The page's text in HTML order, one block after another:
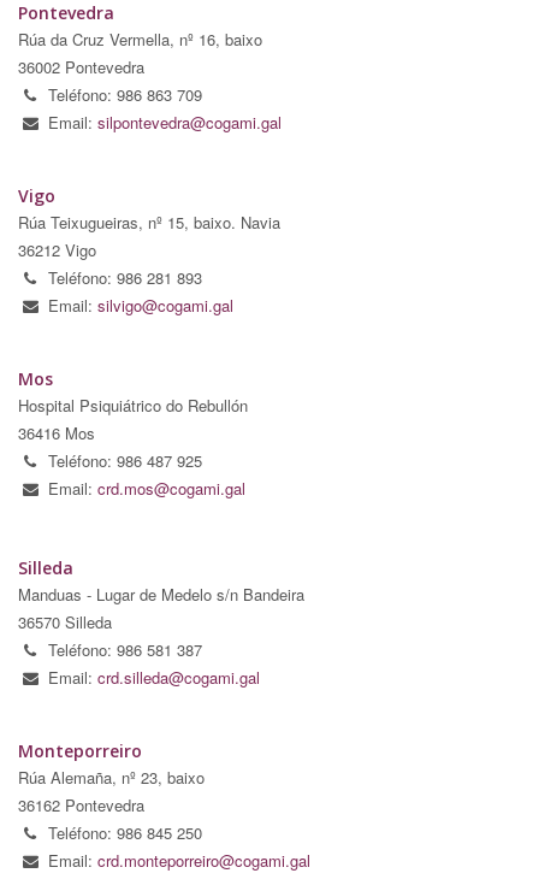
Pontevedra
Rúa da Cruz Vermella, nº 16, baixo
36002 Pontevedra
Teléfono: 986 863 709
Email: silpontevedra@cogami.gal
Vigo
Rúa Teixugueiras, nº 15, baixo. Navia
36212 Vigo
Teléfono: 986 281 893
Email: silvigo@cogami.gal
Mos
Hospital Psiquiátrico do Rebullón
36416 Mos
Teléfono: 986 487 925
Email: crd.mos@cogami.gal
Silleda
Manduas - Lugar de Medelo s/n Bandeira
36570 Silleda
Teléfono: 986 581 387
Email: crd.silleda@cogami.gal
Monteporreiro
Rúa Alemaña, nº 23, baixo
36162 Pontevedra
Teléfono: 986 845 250
Email: crd.monteporreiro@cogami.gal